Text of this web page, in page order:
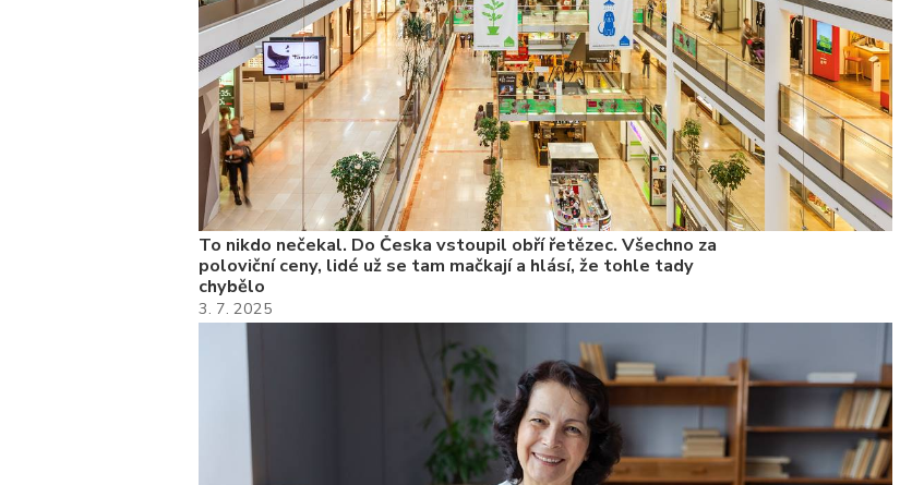
To nikdo nečekal. Do Česka vstoupil obří řetězec. Všechno za
poloviční ceny, lidé už se tam mačkají a hlásí, že tohle tady
chybělo
3. 7. 2025